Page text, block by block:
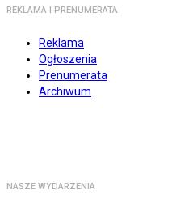
REKLAMA I PRENUMERATA
Reklama
Ogłoszenia
Prenumerata
Archiwum
NASZE WYDARZENIA